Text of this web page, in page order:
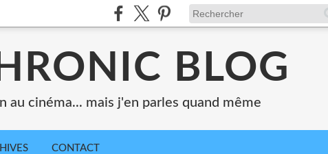
BLOG
au cinéma... mais j'en parles quand même
CONTACT